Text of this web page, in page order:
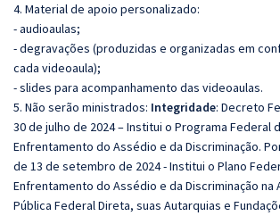
4. Material de apoio personalizado:
- audioaulas;
- degravações (produzidas e organizadas em
cada videoaula);
- slides para acompanhamento das videoaulas.
5. Não serão ministrados: Integridade: Decreto
30 de julho de 2024 – Institui o Programa Federal
Enfrentamento do Assédio e da Discriminação.
de 13 de setembro de 2024 - Institui o Plano
Enfrentamento do Assédio e da Discriminação na
Pública Federal Direta, suas Autarquias e